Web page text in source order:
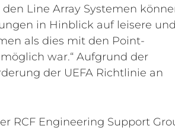
Line Array Systemen
in Hinblick auf leisere und
als dies mit den Point-
war.“ Aufgrund der
der UEFA Richtlinie an
RCF Engineering Support